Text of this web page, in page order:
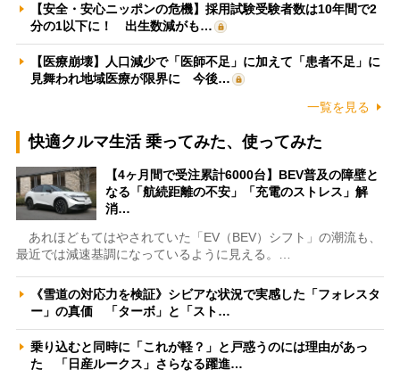
【安全・安心ニッポンの危機】採用試験受験者数は10年間で2
分の1以下に！ 出生数減がも…
【医療崩壊】人口減少で「医師不足」に加えて「患者不足」に
見舞われ地域医療が限界に 今後…
一覧を見る
快適クルマ生活 乗ってみた、使ってみた
【4ヶ月間で受注累計6000台】BEV普及の障壁と
なる「航続距離の不安」「充電のストレス」解
消…
あれほどもてはやされていた「EV（BEV）シフト」の潮流も、
最近では減速基調になっているように見える。…
《雪道の対応力を検証》シビアな状況で実感した「フォレスタ
ー」の真価 「ターボ」と「スト…
乗り込むと同時に「これが軽？」と戸惑うのには理由があっ
た 「日産ルークス」さらなる躍進…